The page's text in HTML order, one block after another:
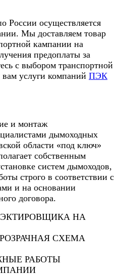
России осуществляется
Мы доставляем товар
кампании на
предоплаты за
с выбором транспортной
услуги компаний ПЭК
и монтаж
дымоходных
области «под ключ»
собственным
систем дымоходов,
строго в соответствии с
и на основании
договора.
НА
СХЕМА
РАБОТЫ